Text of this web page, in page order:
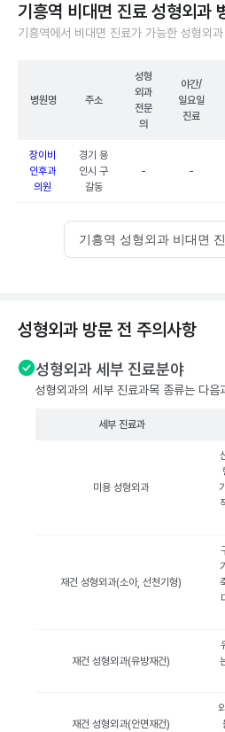
기흥역 비대면 진료 성형외과
기흥역에서 비대면 진료가 가능한 성형외
병원명 주소
성형
외과
전문
의
야간/
일요일
진료
장이비
인후과
의원
경기 용
인시 구
갈동
- -
기흥역 성형외과 비대면
성형외과 방문 전 주의사항
성형외과 세부 진료분야
성형외과의 세부 진료과목 종류는 다음
세부 진료과
미용 성형외과
재건 성형외과(소아, 선천기형)
재건 성형외과(유방재건)
재건 성형외과(안면재건)